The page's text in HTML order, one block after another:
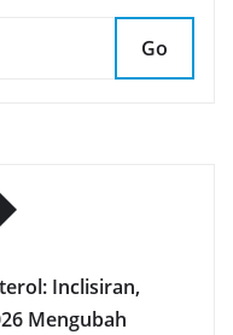
Go
Inclisiran,
Mengubah